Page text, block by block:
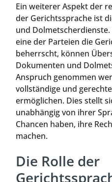
Ein weiterer Aspekt der
der Gerichtssprache ist
und
eine der Parteien die
beherrscht, können
Dokumenten und
Anspruch genommen
vollständige und
ermöglichen. Dies stellt
unabhängig von ihrer
Chancen haben, ihre
machen.
Die Rolle der